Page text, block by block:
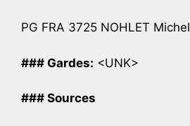
PG FRA 3725 NOHLET Michel
### Gardes: <UNK>
### Sources